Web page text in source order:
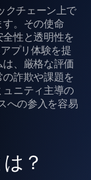
クチェーン上で
。その使命
性と透明性を
プリ体験を提
、厳格な評価
詐欺や課題を
ニティ主導の
への参入を容易
？